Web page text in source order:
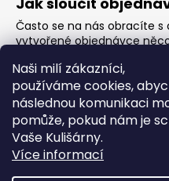
Naši milí zákazníci,
používáme cookies,
následnou komunikaci
pomůže, pokud nám je
Vaše Kulišárny.
Více informací
Často se na nás obracíte s
vytvořené objednávce
Jak vybrat rostoucí
Nejčastější otázka, kterou
vybrat rostoucí overal na
OVERALY jaké jsou
Overaly jsou velmi
oblékají, nevykasávají se a